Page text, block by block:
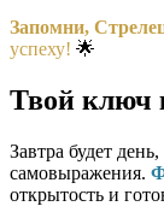
Запомни,
успеху! 🌟
Твой ключ
Завтра будет
самовыражения.
открытость и